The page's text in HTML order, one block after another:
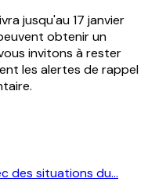
jusqu'au 17 janvier
obtenir un
invitons à rester
les alertes de rappel
des situations du...